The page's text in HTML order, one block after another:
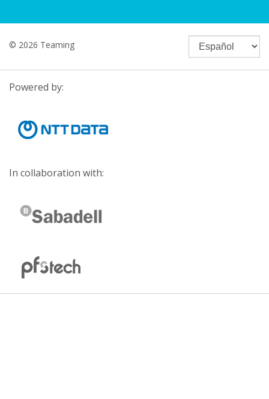
© 2026 Teaming
Powered by:
In collaboration with: